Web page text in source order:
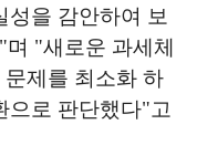
성을 감안하여 보
"새로운 과세체
제를 최소화 하
으로 판단했다"고